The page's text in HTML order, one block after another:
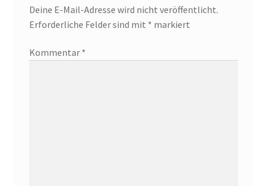
Deine E-Mail-Adresse wird nicht veröffentlicht.
Erforderliche Felder sind mit * markiert
Kommentar *